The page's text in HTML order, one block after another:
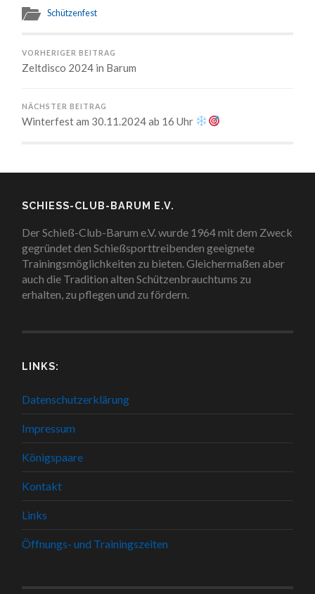
Schützenfest
VORHERIGER BEITRAG
Zeltdisco 2024 in Barum
NÄCHSTER BEITRAG
Winterfest am 30.11.2024 ab 16 Uhr
SCHIESS-CLUB-BARUM E.V.
Der Schieß-Club-Barum e.V. wurde 1964 mit dem Zweck
gegründet den Schießsporttreibenden geeignete
Trainingsmöglichkeiten zu bieten. Gleichermaßen aber
auch die Tradition alten Schützenbrauchtums zu
erhalten, zu pflegen und zu fördern.
LINKS:
Datenschutzerklärung
Impressum
Königspaare
Kontakt
Links
Öffnungs- und Trainingszeiten